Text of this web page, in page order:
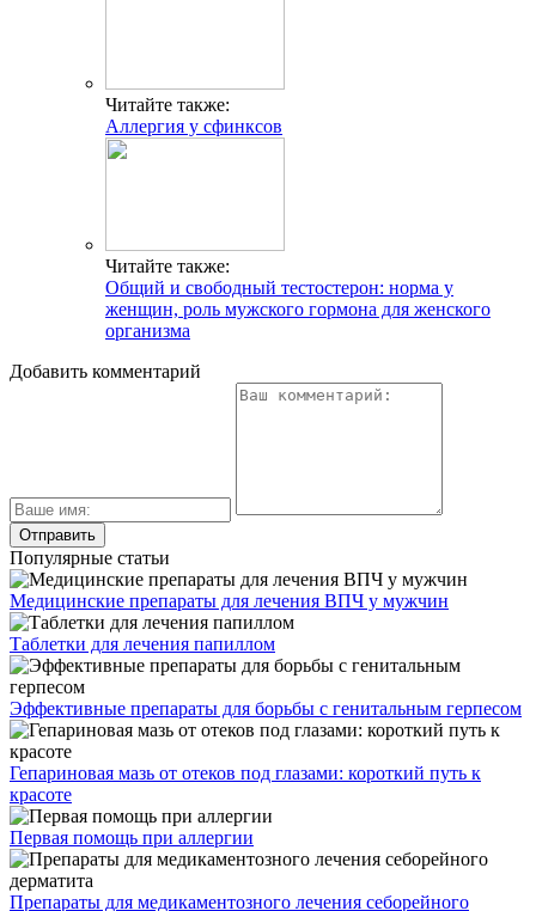
Читайте также:
Аллергия у сфинксов
Читайте также:
Общий и свободный тестостерон: норма у
женщин, роль мужского гормона для женского
организма
Добавить комментарий
Популярные статьи
Медицинские препараты для лечения ВПЧ у мужчин
Таблетки для лечения папиллом
Эффективные препараты для борьбы с генитальным герпесом
Гепариновая мазь от отеков под глазами: короткий путь к
красоте
Первая помощь при аллергии
Препараты для медикаментозного лечения себорейного